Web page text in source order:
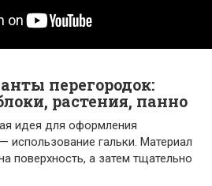
перегородок:
растения, панно
идея для оформления
использование гальки. Материал
поверхность, а затем тщательно